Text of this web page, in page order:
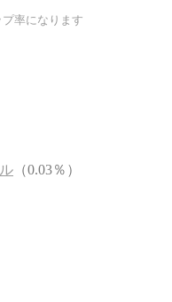
率になります
（0.03％）